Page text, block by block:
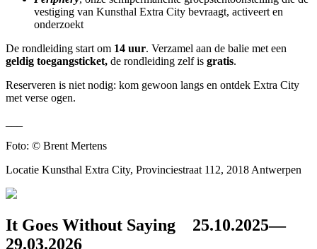
vestiging van Kunsthal Extra City bevraagt, activeert en
onderzoekt
De rondleiding start om 14 uur. Verzamel aan de balie met een
geldig toegangsticket, de rondleiding zelf is gratis.
Reserveren is niet nodig: kom gewoon langs en ontdek Extra City
met verse ogen.
Foto: © Brent Mertens
Locatie Kunsthal Extra City, Provinciestraat 112, 2018 Antwerpen
It Goes Without Saying 25.10.2025—
29.03.2026